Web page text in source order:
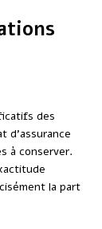
des
d’assurance
à conserver.
la part